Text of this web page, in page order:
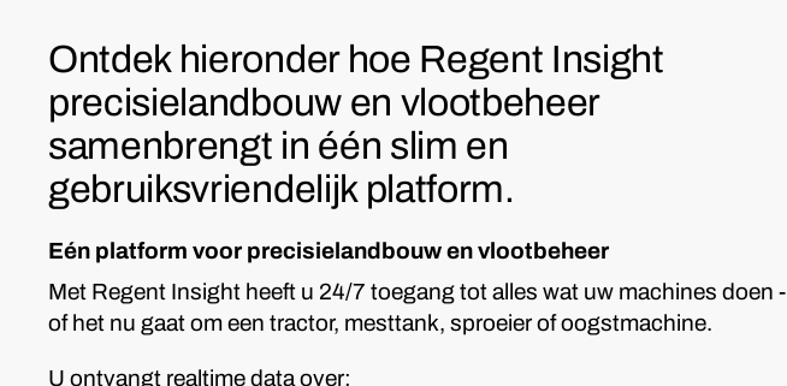
Ontdek hieronder hoe Regent Insight
precisielandbouw en vlootbeheer
samenbrengt in één slim en
gebruiksvriendelijk platform.
Eén platform voor precisielandbouw en vlootbeheer
Met Regent Insight heeft u 24/7 toegang tot alles wat uw machines doen -
of het nu gaat om een tractor, mesttank, sproeier of oogstmachine.
U ontvangt realtime data over: